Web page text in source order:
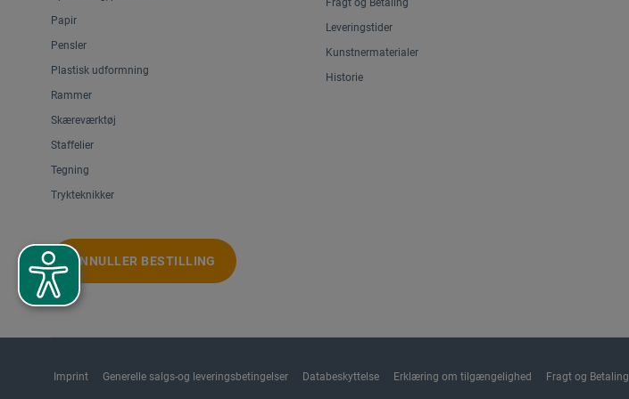
Papir
Pensler
Plastisk udformning
Rammer
Skæreværktøj
Staffelier
Tegning
Trykteknikker
ANNULLER BESTILLING
Fragt og Betaling
Leveringstider
Kunstnermaterialer
Historie
Imprint Generelle salgs-og leveringsbetingelser Databeskyttelse Erklæring om tilgængelighed Fragt og Betaling